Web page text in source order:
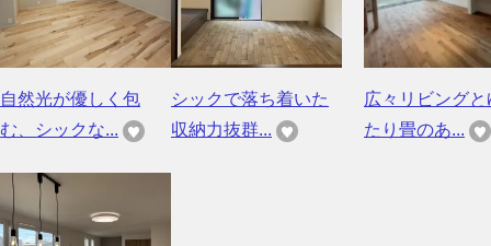
自然光が優しく包
む、シックな...
シックで落ち着いた
収納力抜群...
広々リビングと
たり畳のあ...